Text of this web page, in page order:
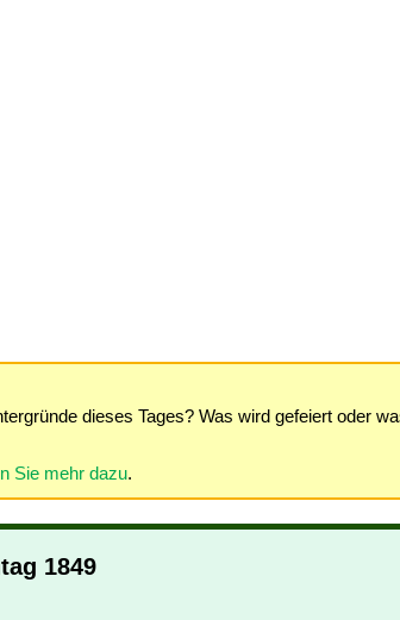
dieses Tages? Was wird gefeiert oder
Sie mehr dazu.
1849